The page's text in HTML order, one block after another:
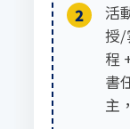
2
活
授/
程
書
主